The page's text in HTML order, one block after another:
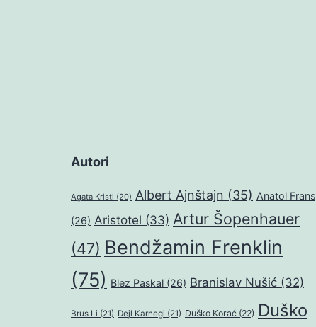
Autori
Agata Kristi (20) Albert Ajnštajn (35) Anatol Frans
(26) Aristotel (33) Artur Šopenhauer
(47) Bendžamin Frenklin
(75) Blez Paskal (26) Branislav Nušić (32)
Brus Li (21) Dejl Karnegi (21) Duško Korać (22) Duško